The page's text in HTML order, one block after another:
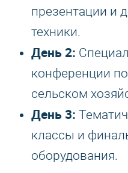
презентации и
техники.
День 2:
конференции
сельском
День 3:
классы и
оборудования.